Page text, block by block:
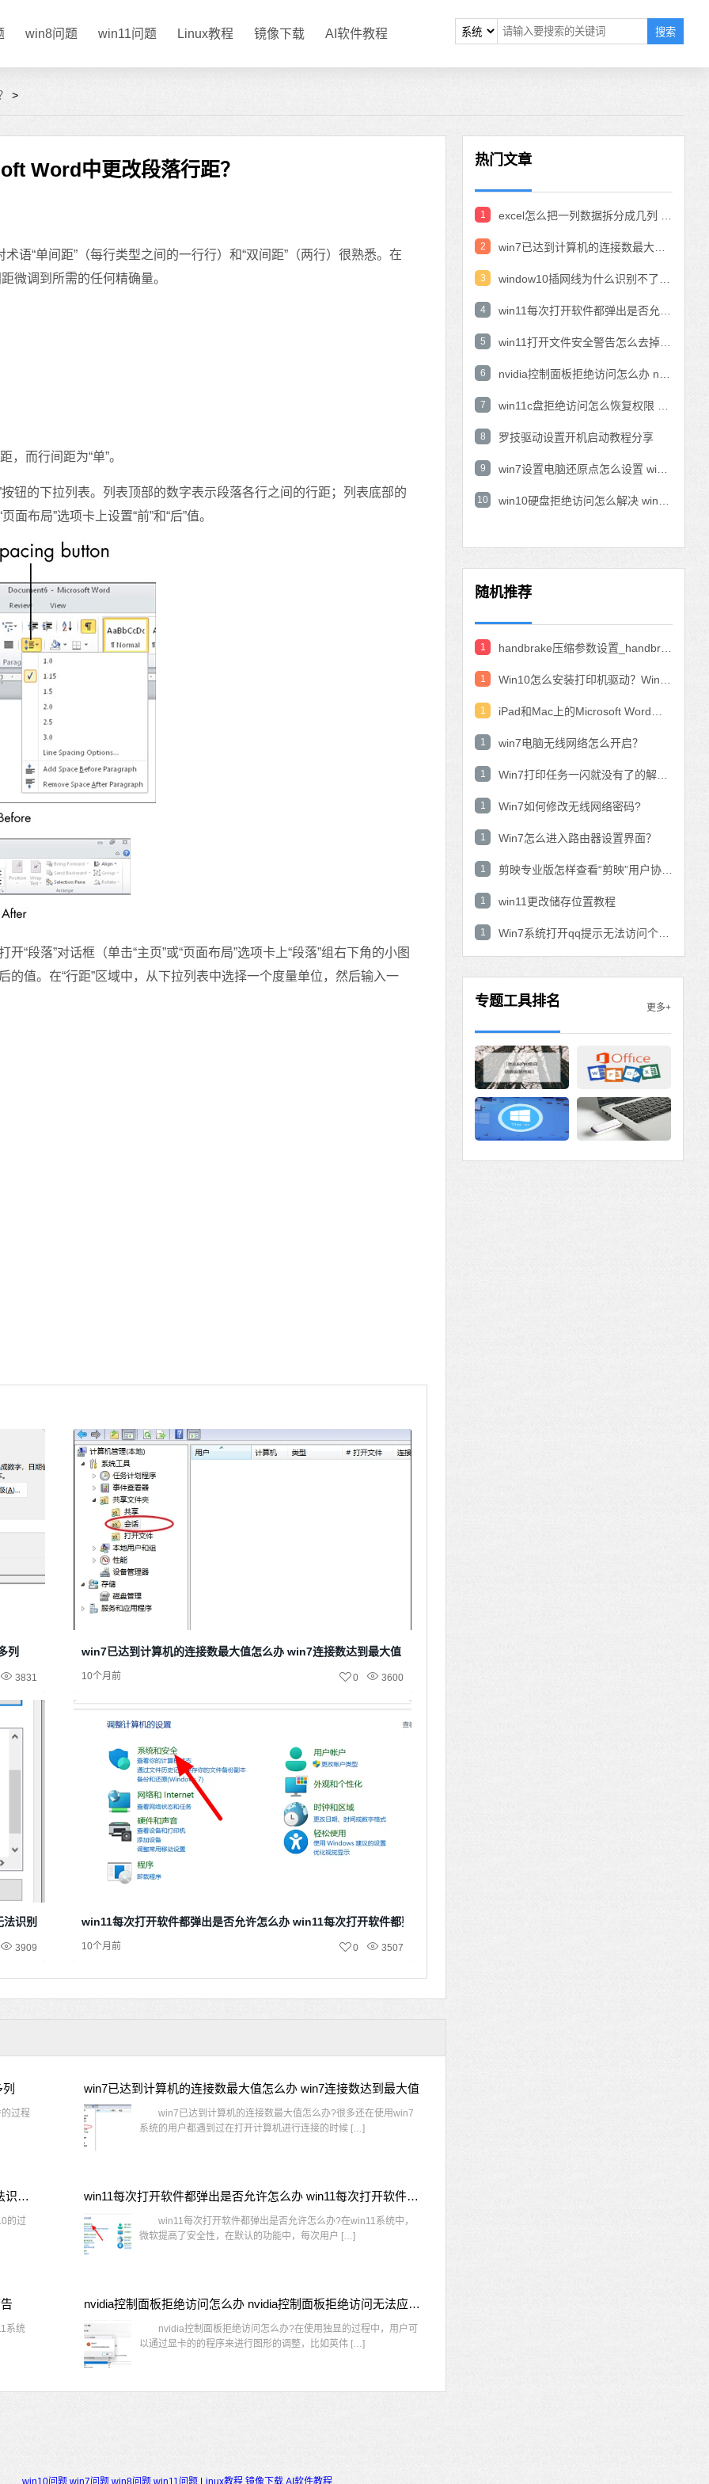
win8问题 win11问题 Linux教程 镜像下载 AI软件教程 搜索
>
Word中更改段落行距？
“单间距”（每行类型之间的一行行）和“双间距”（两行）很熟悉。在
微调到所需的任何精确量。
而行间距为“单”。
的下拉列表。列表顶部的数字表示段落各行之间的行距；列表底部的
布局”选项卡上设置“前”和“后”值。
落”对话框（单击“主页”或“页面布局”选项卡上“段落”组右下角的小图
值。在“行距”区域中，从下拉列表中选择一个度量单位，然后输入一
列
3831
win7已达到计算机的连接数最大值怎么办 win7连接数达到最大值
10个月前 3600
0
识别网络
3909
win11每次打开软件都弹出是否允许怎么办 win11每次打开软件都要确认
10个月前 3507
0
过程
win7已达到计算机的连接数最大值怎么办 win7连接数达到最大值
win7已达到计算机的连接数最大值怎么办?很多还在使用win7
系统的用户都遇到过在打开计算机进行连接的时候 […]
window10插网线为什么识别不了 win10网线插着却显示无法识别网络
的过
win11每次打开软件都弹出是否允许怎么办 win11每次打开软件都要确认
win11每次打开软件都弹出是否允许怎么办?在win11系统中，
微软提高了安全性，在默认的功能中，每次用户 […]
系统
nvidia控制面板拒绝访问怎么办 nvidia控制面板拒绝访问无法应用选定的设置win10
nvidia控制面板拒绝访问怎么办?在使用独显的过程中，用户可
以通过显卡的的程序来进行图形的调整，比如英伟 […]
热门文章
1
2
3
4
5
6
7
8 罗技驱动设置开机启动教程分享
9
10
随机推荐
1
1
1
1 win7电脑无线网络怎么开启？
1
1 Win7如何修改无线网络密码?
1 Win7怎么进入路由器设置界面？
1
1 win11更改储存位置教程
1
专题工具排名 更多+
win10问题 win7问题 win8问题 win11问题 Linux教程 镜像下载 AI软件教程